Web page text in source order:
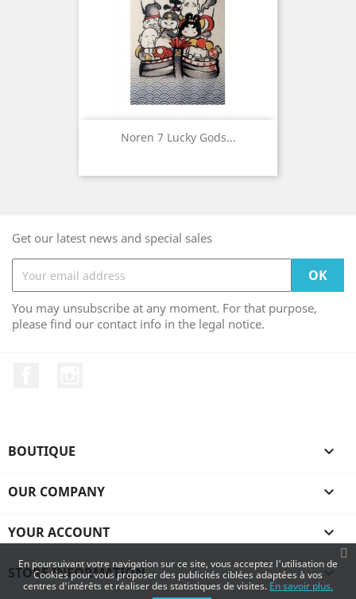
Noren 7 Lucky Gods...
Get our latest news and special sales
You may unsubscribe at any moment. For that purpose,
please find our contact info in the legal notice.
BOUTIQUE 
OUR COMPANY 
YOUR ACCOUNT 
STORE INFORMATION keyboard_arrow_down
En poursuivant votre navigation sur ce site, vous acceptez l'utilisation de
Cookies pour vous proposer des publicités ciblées adaptées à vos
centres d'intérêts et réaliser des statistiques de visites. En savoir plus.